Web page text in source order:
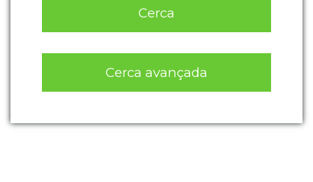
Cerca
Cerca avançada